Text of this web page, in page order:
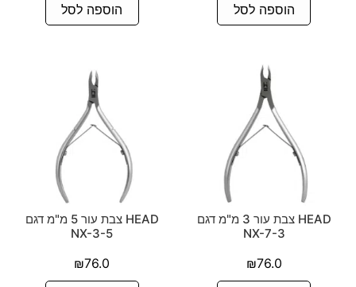
הוספה לסל הוספה לסל
HEAD צבת עור 3 מ"מ דגם
NX-7-3
₪76.0
HEAD צבת עור 5 מ"מ דגם
NX-3-5
₪76.0